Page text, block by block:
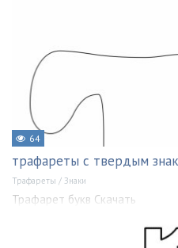
64
трафареты с твердым
Трафареты / Знаки
Трафарет букв Скачать